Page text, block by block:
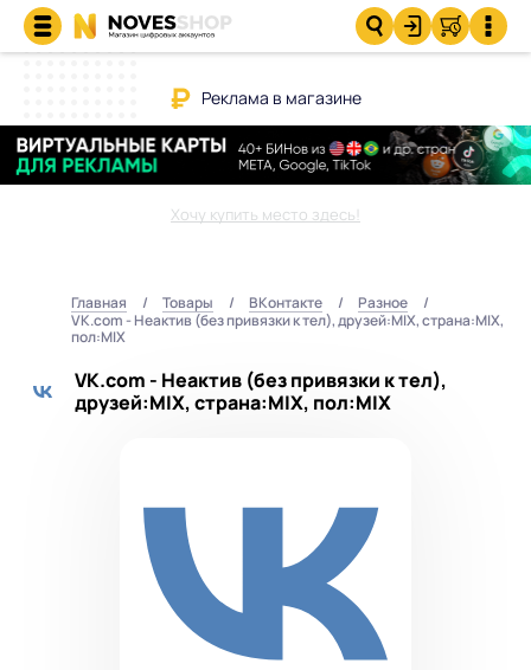
Реклама в магазине
Хочу купить место здесь!
Главная Товары ВКонтакте
Разное
VK.com - Неактив (без привязки к тел), друзей:MIX, страна:MIX,
пол:MIX
VK.com - Неактив (без привязки к тел),
друзей:MIX, страна:MIX, пол:MIX